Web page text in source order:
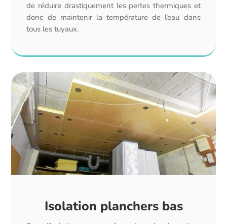
de réduire drastiquement les pertes thermiques et
donc de maintenir la température de l’eau dans
tous les tuyaux.
Isolation planchers bas